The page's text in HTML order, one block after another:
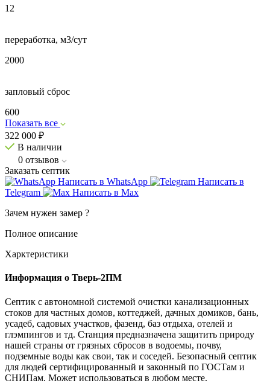
12
переработка, м3/сут
2000
запловый сброс
600
Показать все
322 000 ₽
В наличии
0 отзывов
Заказать септик
Написать в WhatsApp
Написать в
Telegram
Написать в Max
Зачем нужен замер ?
Полное описание
Харктеристики
Информация о Тверь-2ПМ
Септик с автономной системой очистки канализационных
стоков для частных домов, коттеджей, дачных домиков, бань,
усадеб, садовых участков, фазенд, баз отдыха, отелей и
глэмпингов и тд. Станция предназначена защитить природу
нашей страны от грязных сбросов в водоемы, почву,
подземные воды как свои, так и соседей. Безопасный септик
для людей сертифицированный и законный по ГОСТам и
СНИПам. Может использоваться в любом месте.